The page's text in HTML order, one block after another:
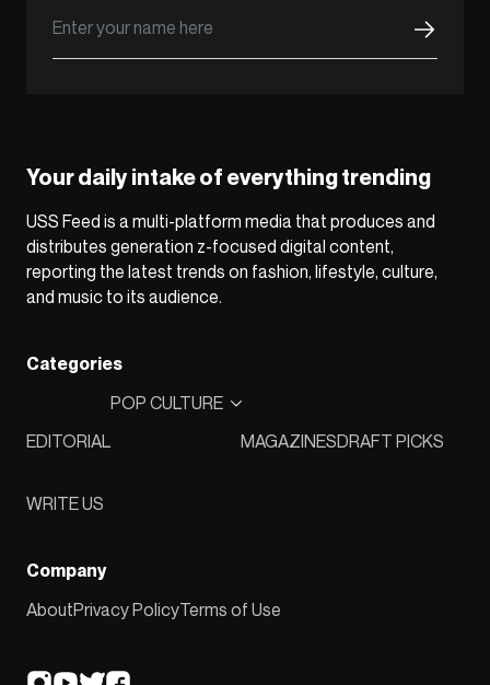
Your daily intake of everything trending
USS Feed is a multi-platform media that produces and
distributes generation z-focused digital content,
reporting the latest trends on fashion, lifestyle, culture,
and music to its audience.
Categories
EDITORIAL
POP CULTURE
MAGAZINESDRAFT PICKS
WRITE US
Company
AboutPrivacy PolicyTerms of Use